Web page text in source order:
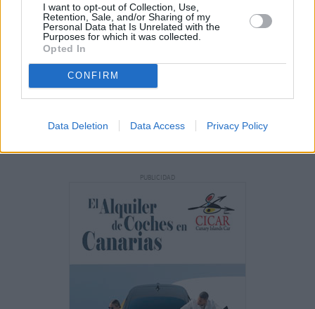
I want to opt-out of Collection, Use,
Retention, Sale, and/or Sharing of my
Personal Data that Is Unrelated with the
Purposes for which it was collected.
Opted In
CONFIRM
Data Deletion Data Access Privacy Policy
Vuelca una hormigonera en Lajares
PUBLICIDAD